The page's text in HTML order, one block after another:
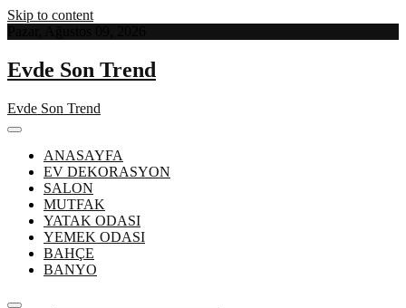
Skip to content
Evde Son Trend
Evde Son Trend
ANASAYFA
EV DEKORASYON
SALON
MUTFAK
YATAK ODASI
YEMEK ODASI
BAHÇE
BANYO